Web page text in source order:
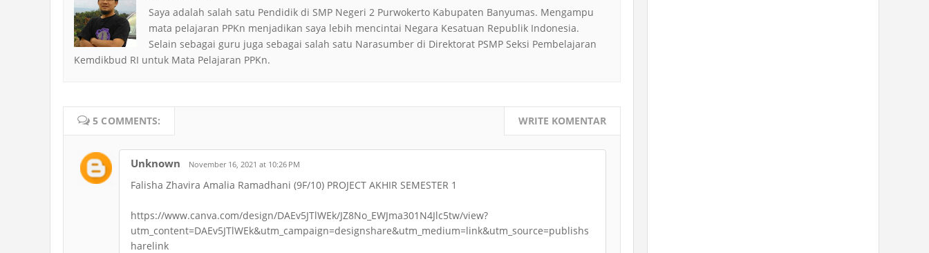
Saya adalah salah satu Pendidik di SMP Negeri 2 Purwokerto Kabupaten Banyumas. Mengampu
mata pelajaran PPKn menjadikan saya lebih mencintai Negara Kesatuan Republik Indonesia.
Selain sebagai guru juga sebagai salah satu Narasumber di Direktorat PSMP Seksi Pembelajaran
Kemdikbud RI untuk Mata Pelajaran PPKn.
5 COMMENTS: WRITE KOMENTAR
Unknown November 16, 2021 at 10:26 PM
Falisha Zhavira Amalia Ramadhani (9F/10) PROJECT AKHIR SEMESTER 1
https://www.canva.com/design/DAEv5JTlWEk/JZ8No_EWJma301N4Jlc5tw/view?
utm_content=DAEv5JTlWEk&utm_campaign=designshare&utm_medium=link&utm_source=publishs
harelink